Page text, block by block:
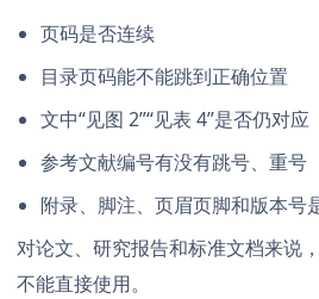
页码是否连续
目录页码能不能跳到正确位置
文中“见图 2”“见表 4”是否仍对应
参考文献编号有没有跳号、重号
附录、脚注、页眉页脚和版本号
对论文、研究报告和标准文档来说
不能直接使用。